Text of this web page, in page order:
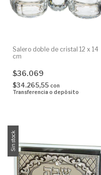
Salero doble de cristal 12 x 14
cm
$36.069
$34.265,55 con
Transferencia o depósito
Sin stock